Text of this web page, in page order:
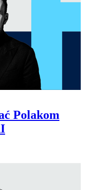
Polakom